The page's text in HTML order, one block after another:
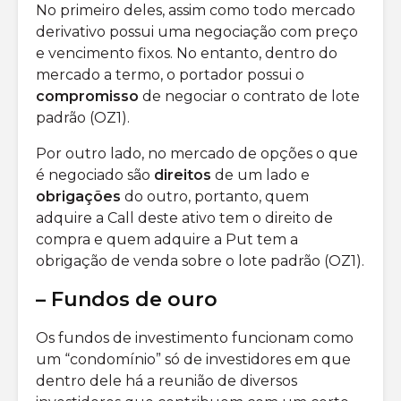
No primeiro deles, assim como todo mercado
derivativo possui uma negociação com preço
e vencimento fixos. No entanto, dentro do
mercado a termo, o portador possui o
compromisso de negociar o contrato de lote
padrão (OZ1).
Por outro lado, no mercado de opções o que
é negociado são direitos de um lado e
obrigações do outro, portanto, quem
adquire a Call deste ativo tem o direito de
compra e quem adquire a Put tem a
obrigação de venda sobre o lote padrão (OZ1).
– Fundos de ouro
Os fundos de investimento funcionam como
um “condomínio” só de investidores em que
dentro dele há a reunião de diversos